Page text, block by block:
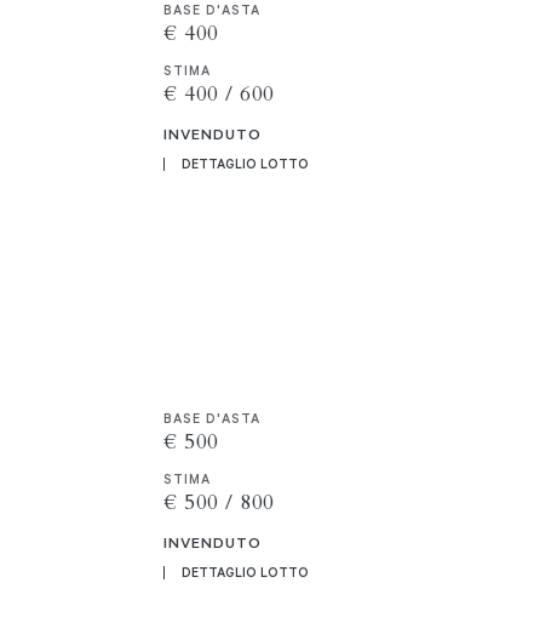
BASE D'ASTA
€ 400
STIMA
€ 400 / 600
INVENDUTO
DETTAGLIO LOTTO
BASE D'ASTA
€ 500
STIMA
€ 500 / 800
INVENDUTO
DETTAGLIO LOTTO